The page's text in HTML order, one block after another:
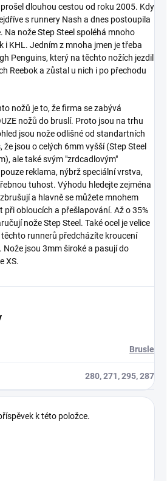
dlouhou cestou od roku 2005. Kdy
s runnery Nash a dnes postoupila
Na nože Step Steel spoléhá mnoho
i KHL. Jedním z mnoha jmen je třeba
Penguins, který na těchto nožích jezdil
Reebok a zůstal u nich i po přechodu
nožů je to, že firma se zabývá
nožů do bruslí. Proto jsou na trhu
jsou nože odlišné od standartních
že jsou o celých 6mm vyšší (Step Steel
ale také svým "zrdcadlovým"
reklama, nýbrž speciální vrstva,
tuhost. Výhodu hledejte zejména
a hlavně se můžete mnohem
při obloucích a přešlapování. Až o 35%
nože Step Steel. Také ocel je velice
runnerů předcházíte kroucení
Nože jsou 3mm široké a pasují do
XS.
Brusle
280, 271, 295, 287
k této položce.